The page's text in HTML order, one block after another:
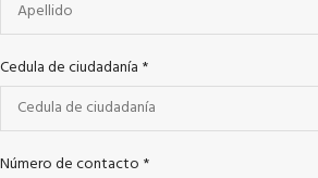
Cedula de ciudadanía *
Número de contacto *